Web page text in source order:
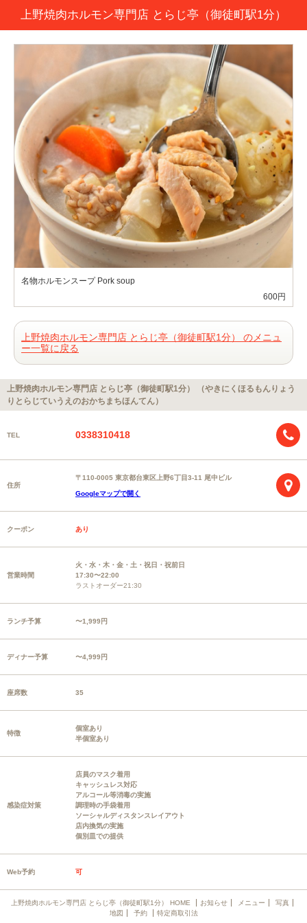
上野焼肉ホルモン専門店 とらじ亭（御徒町駅1分）
名物ホルモンスープ Pork soup
600円
上野焼肉ホルモン専門店 とらじ亭（御徒町駅1分） のメニュ
ー一覧に戻る
上野焼肉ホルモン専門店 とらじ亭（御徒町駅1分） （やきにくほるもんりょう
りとらじていうえのおかちまちほんてん）
TEL 0338310418
住所
〒110-0005 東京都台東区上野6丁目3-11 尾中ビル
Googleマップで開く
クーポン あり
営業時間
火・水・木・金・土・祝日・祝前日
17:30〜22:00
ラストオーダー21:30
ランチ予算 〜1,999円
ディナー予算 〜4,999円
座席数 35
特徴
個室あり
半個室あり
感染症対策
店員のマスク着用
キャッシュレス対応
アルコール等消毒の実施
調理時の手袋着用
ソーシャルディスタンスレイアウト
店内換気の実施
個別皿での提供
Web予約 可
上野焼肉ホルモン専門店 とらじ亭（御徒町駅1分） HOME お知らせ メニュー
写真
地図
予約 特定商取引法